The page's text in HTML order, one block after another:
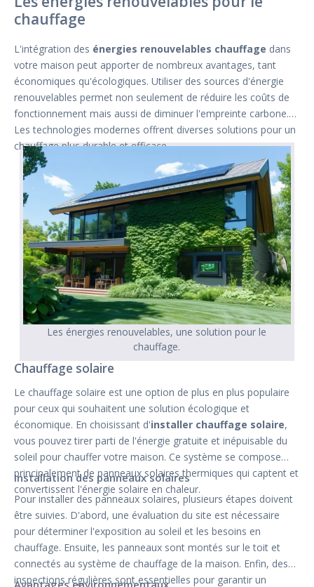
chauffage
L'intégration des énergies renouvelables chauffage dans
votre maison peut apporter de nombreux avantages, tant
économiques qu'écologiques. Utiliser des sources d'énergie
renouvelables permet non seulement de réduire les coûts de
fonctionnement mais aussi de diminuer l'empreinte carbone.
Les technologies modernes offrent diverses solutions pour un
chauffage plus durable et efficace.
Les énergies renouvelables, une solution pour le
chauffage.
Chauffage solaire
Le chauffage solaire est une option de plus en plus populaire
pour ceux qui souhaitent une solution écologique et
économique. En choisissant d'installer chauffage solaire,
vous pouvez tirer parti de l'énergie gratuite et inépuisable du
soleil pour chauffer votre maison. Ce système se compose
principalement de panneaux solaires thermiques qui captent et
convertissent l'énergie solaire en chaleur.
Installation des panneaux solaires
Pour installer des panneaux solaires, plusieurs étapes doivent
être suivies. D'abord, une évaluation du site est nécessaire
pour déterminer l'exposition au soleil et les besoins en
chauffage. Ensuite, les panneaux sont montés sur le toit et
connectés au système de chauffage de la maison. Enfin, des
inspections régulières sont essentielles pour garantir un